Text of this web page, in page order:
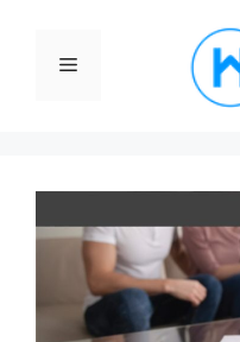
contenidoMenú